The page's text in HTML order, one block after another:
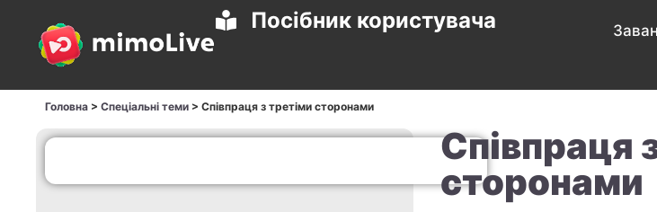
Посібник користувача
Головна > Спеціальні теми > Співпраця з третіми сторонами
Співпраця
сторонами